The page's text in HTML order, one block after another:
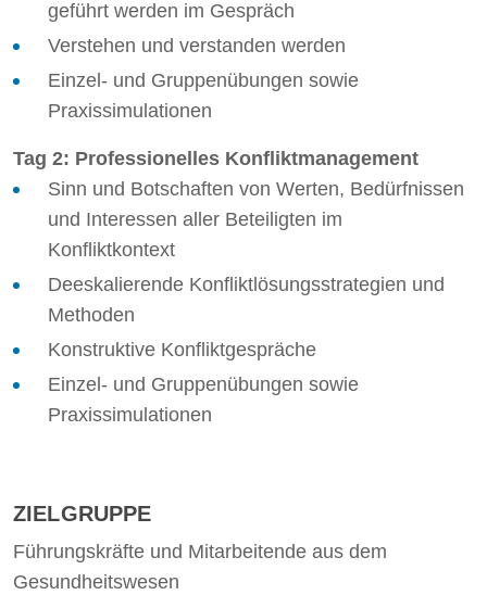
geführt werden im Gespräch
Verstehen und verstanden werden
Einzel- und Gruppenübungen sowie
Praxissimulationen
Tag 2: Professionelles Konfliktmanagement
Sinn und Botschaften von Werten, Bedürfnissen
und Interessen aller Beteiligten im
Konfliktkontext
Deeskalierende Konfliktlösungsstrategien und
Methoden
Konstruktive Konfliktgespräche
Einzel- und Gruppenübungen sowie
Praxissimulationen
ZIELGRUPPE
Führungskräfte und Mitarbeitende aus dem
Gesundheitswesen